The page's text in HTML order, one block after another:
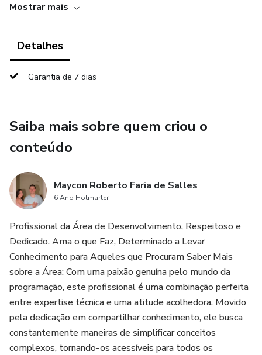
Imagine-se desvendando os segredos por trás da
a passo como criar suas próprias aplicações, resolver
fascinantes.
até tópicos avançados, como orientação a objetos,
manipulação de arquivos e criação de testes unitários.
Este não é apenas um eBook, é uma porta de entrada para
um mundo novo e emocionante. Desafie-se com exercícios
práticos, absorva conceitos fundamentais e descubra como
Python pode ser sua ferramenta para construir, inovar e
Prepare-se para uma jornada de aprendizado envolvente,
repleta de exemplos práticos, desafios cativantes e uma
comunidade vibrante de aprendizes e profissionais. Se você
está pronto para embarcar em uma aventura
transformadora na programação, "Guia de Aprendizagem:
Python para iniciantes" é o seu guia indispensável!
Mostrar mais
Detalhes
Garantia de 7 dias
Saiba mais sobre quem criou o
conteúdo
Maycon Roberto Faria de Salles
6 Ano Hotmarter
Profissional da Área de Desenvolvimento, Respeitoso e
Dedicado. Ama o que Faz, Determinado a Levar
Conhecimento para Aqueles que Procuram Saber Mais
sobre a Área: Com uma paixão genuína pelo mundo da
programação, este profissional é uma combinação perfeita
entre expertise técnica e uma atitude acolhedora. Movido
pela dedicação em compartilhar conhecimento, ele busca
constantemente maneiras de simplificar conceitos
complexos, tornando-os acessíveis para todos os